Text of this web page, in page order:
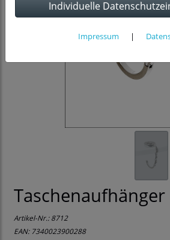
Artikel-Nr.:8712
EAN: 7340023900288
Individuelle
Impressum |